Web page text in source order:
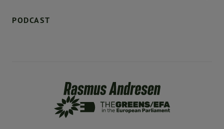
PODCAST